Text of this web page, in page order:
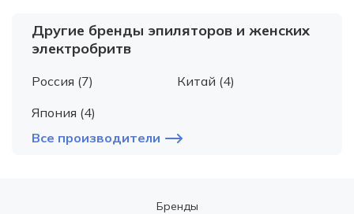
Другие бренды эпиляторов и женских
электробритв
Россия (7)
Китай (4)
Япония (4)
Все производители
Бренды